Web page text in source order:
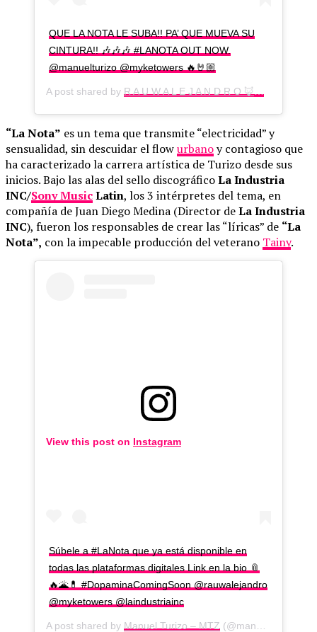
QUE LA NOTA LE SUBA!! PA’ QUE MUEVA SU
CINTURA!! 🎶🎶🎶 #LANOTA OUT NOW.
@manuelturizo @myketowers 🔥🤘🏼
A post shared by R A U W A L E J A N D R O 🦊🉐
“La Nota” es un tema que transmite “electricidad” y
sensualidad, sin descuidar el flowurbanoy contagioso que
ha caracterizado la carrera artística de Turizo desde sus
inicios. Bajo las alas del sello discográficoLa Industria
INC/Sony MusicLatin, los 3 intérpretes del tema, en
compañía de Juan Diego Medina (Director deLa Industria
INC), fueron los responsables de crear las “líricas” de “La
Nota”, con la impecable producción del veterano Tainy.
View this post on Instagram
Súbele a #LaNota que ya está disponible en
todas las plataformas digitales Link en la bio 📎
🔥🌋💊 #DopaminaComingSoon @rauwalejandro
@myketowers @laindustriainc
A post shared by Manuel Turizo – MTZ (@manuelturizo) on